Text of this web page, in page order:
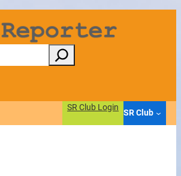
SR Club Login
SR Club